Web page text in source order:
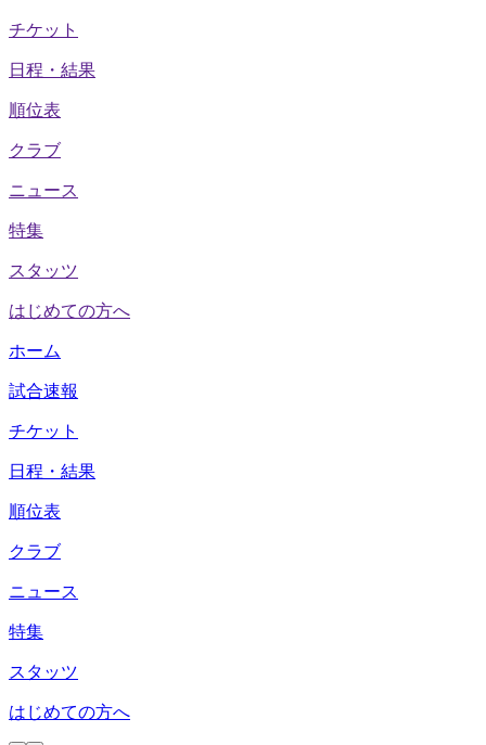
チケット
日程・結果
順位表
クラブ
ニュース
特集
スタッツ
はじめての方へ
ホーム
試合速報
チケット
日程・結果
順位表
クラブ
ニュース
特集
スタッツ
はじめての方へ